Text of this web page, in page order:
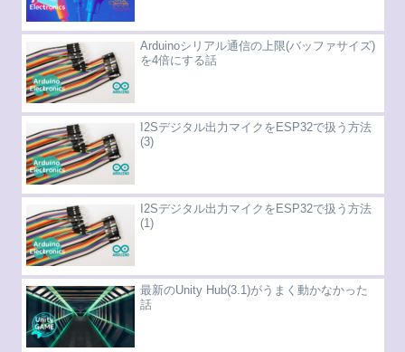
Arduinoシリアル通信の上限(バッファサイズ)
を4倍にする話
I2Sデジタル出力マイクをESP32で扱う方法
(3)
I2Sデジタル出力マイクをESP32で扱う方法
(1)
最新のUnity Hub(3.1)がうまく動かなかった
話